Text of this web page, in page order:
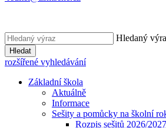
Hledaný
Hledat
rozšířené vyhledávání
Základní škola
Aktuálně
Informace
Sešity a pomůcky na školní
Rozpis sešitů 2026/2027